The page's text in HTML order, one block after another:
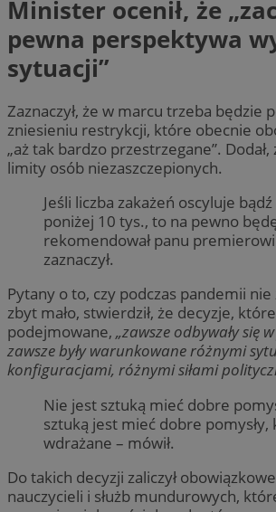
Minister ocenił, że
pewna perspektywa
sytuacji”
Zaznaczył, że w marcu trzeba będzie
zniesieniu restrykcji, które obecnie
„aż tak bardzo przestrzegane”.
limity osób niezaszczepionych.
Jeśli liczba zakażeń oscyluje
poniżej 10 tys., to na pewno
rekomendował panu
zaznaczył.
Pytany o to, czy podczas pandemii nie
zbyt mało, stwierdził, że decyzje,
podejmowane, „zawsze odbywały się
zawsze były warunkowane różnymi
konfiguracjami, różnymi siłami
Nie jest sztuką mieć dobre
sztuką jest mieć dobre pomysły,
wdrażane – mówił.
Do takich decyzji zaliczył
nauczycieli i służb mundurowych,